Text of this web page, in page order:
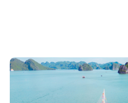
ngày
1
đêm